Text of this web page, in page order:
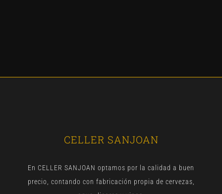
CELLER SANJOAN
En CELLER SANJOAN optamos por la calidad a buen
precio, contando con fabricación propia de cervezas,